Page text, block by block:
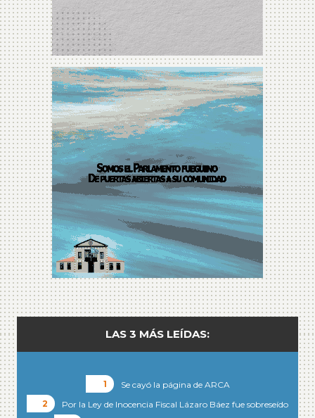
LAS 3 MÁS LEÍDAS:
Se cayó la página de ARCA
Por la Ley de Inocencia Fiscal Lázaro Báez fue sobreseído